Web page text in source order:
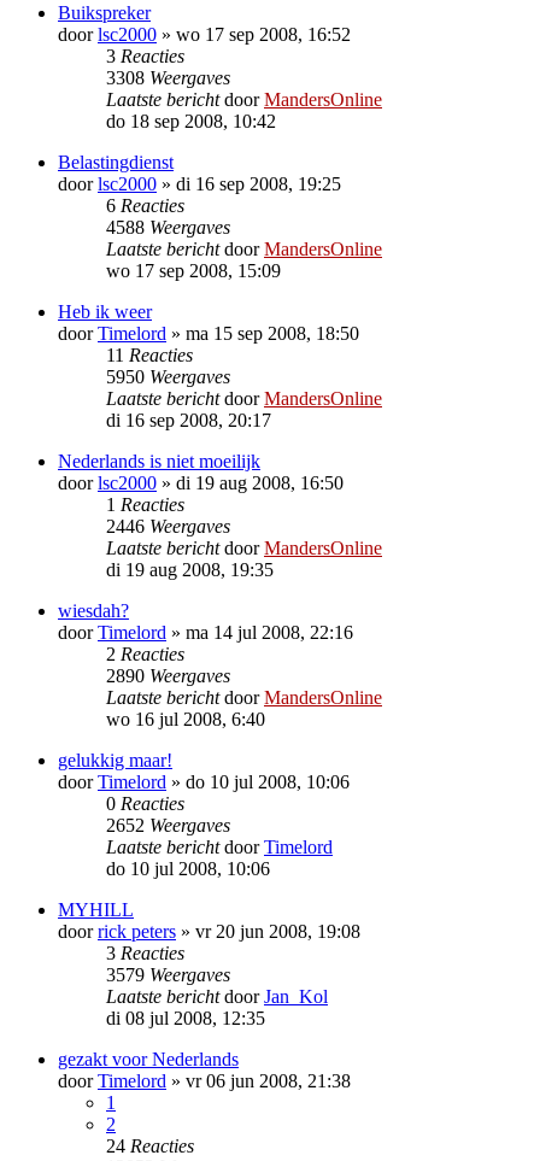
Buikspreker
doorlsc2000 » wo 17 sep 2008, 16:52
3 Reacties
3308 Weergaves
Laatste berichtdoorMandersOnline
do 18 sep 2008, 10:42
Belastingdienst
doorlsc2000 » di 16 sep 2008, 19:25
6 Reacties
4588 Weergaves
Laatste berichtdoorMandersOnline
wo 17 sep 2008, 15:09
Heb ik weer
doorTimelord » ma 15 sep 2008, 18:50
11 Reacties
5950 Weergaves
Laatste berichtdoorMandersOnline
di 16 sep 2008, 20:17
Nederlands is niet moeilijk
doorlsc2000 » di 19 aug 2008, 16:50
1 Reacties
2446 Weergaves
Laatste berichtdoorMandersOnline
di 19 aug 2008, 19:35
wiesdah?
doorTimelord » ma 14 jul 2008, 22:16
2 Reacties
2890 Weergaves
Laatste berichtdoorMandersOnline
wo 16 jul 2008, 6:40
gelukkig maar!
doorTimelord » do 10 jul 2008, 10:06
0 Reacties
2652 Weergaves
Laatste berichtdoorTimelord
do 10 jul 2008, 10:06
MYHILL
doorrick peters » vr 20 jun 2008, 19:08
3 Reacties
3579 Weergaves
Laatste berichtdoorJan_Kol
di 08 jul 2008, 12:35
gezakt voor Nederlands
doorTimelord » vr 06 jun 2008, 21:38
1
2
24 Reacties